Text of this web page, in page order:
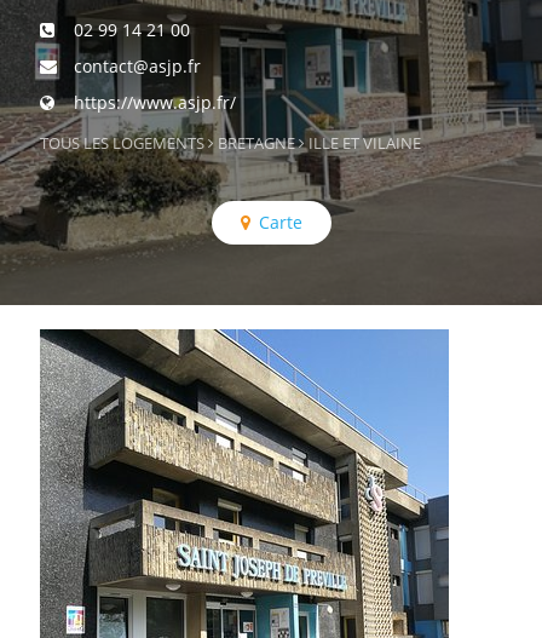
02 99 14 21 00
contact@asjp.fr
https://www.asjp.fr/
TOUS LES LOGEMENTS BRETAGNE ILLE ET VILAINE
Carte